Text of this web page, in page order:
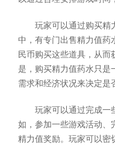
玩家可以通过购买精
中，有专门出售精力值药
民币购买这些道具，从而
是，购买精力值药水只是
需求和经济状况来决定是
玩家可以通过完成一
如，参加一些游戏活动、
精力值奖励。玩家可以密